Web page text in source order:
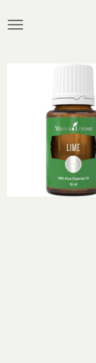
direct